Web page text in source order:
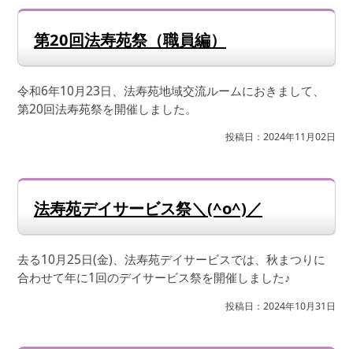
第20回法寿苑祭（職員編）
令和6年10月23日、法寿苑地域交流ルームにおきまして、
第20回法寿苑祭を開催しました。
投稿日：2024年11月02日
法寿苑デイサービス祭＼(^o^)／
去る10月25日(金)、法寿苑デイサービスでは、秋まつりに
合わせて年に1回のデイサービス祭を開催しました♪
投稿日：2024年10月31日